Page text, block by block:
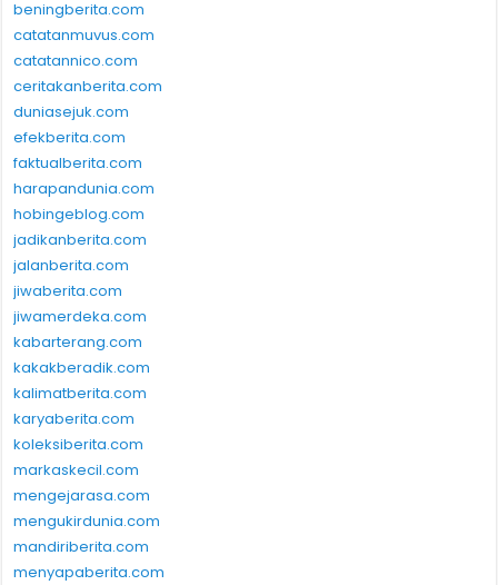
beningberita.com
catatanmuvus.com
catatannico.com
ceritakanberita.com
duniasejuk.com
efekberita.com
faktualberita.com
harapandunia.com
hobingeblog.com
jadikanberita.com
jalanberita.com
jiwaberita.com
jiwamerdeka.com
kabarterang.com
kakakberadik.com
kalimatberita.com
karyaberita.com
koleksiberita.com
markaskecil.com
mengejarasa.com
mengukirdunia.com
mandiriberita.com
menyapaberita.com